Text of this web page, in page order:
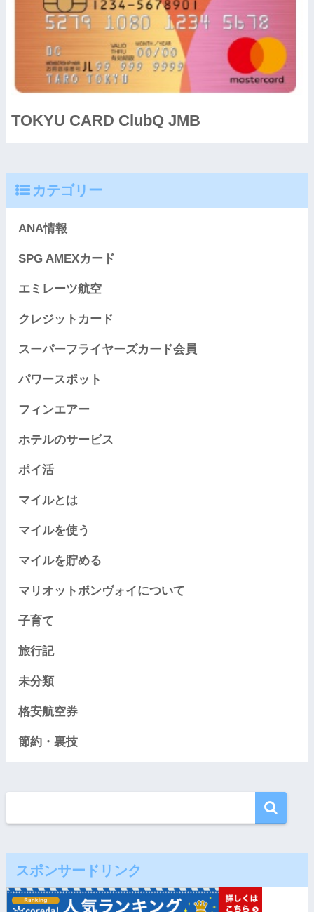
TOKYU CARD ClubQ JMB
カテゴリー
ANA情報
SPG AMEXカード
エミレーツ航空
クレジットカード
スーパーフライヤーズカード会員
パワースポット
フィンエアー
ホテルのサービス
ポイ活
マイルとは
マイルを使う
マイルを貯める
マリオットボンヴォイについて
子育て
旅行記
未分類
格安航空券
節約・裏技
スポンサードリンク